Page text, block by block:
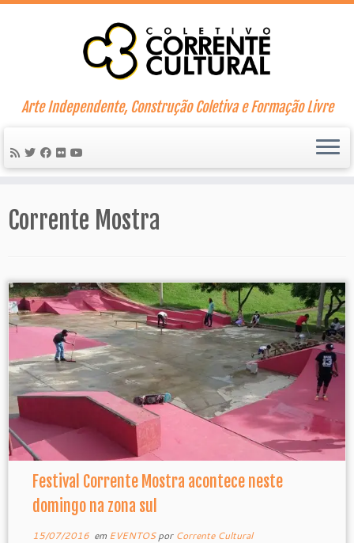
Skip
Arte Independente, Construção Coletiva e Formação Livre
Corrente Mostra
Festival Corrente Mostra acontece neste
domingo na zona sul
15/07/2016em EVENTOSpor Corrente Cultural